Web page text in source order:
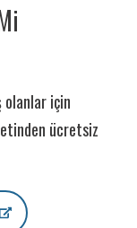
olanlar için
ücretsiz